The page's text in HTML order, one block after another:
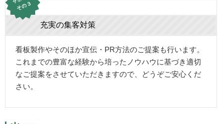
その３
充実の集客対策
看板製作やそのほか宣伝・PR方法のご提案も行います。
これまでの豊富な経験から培ったノウハウに基づき適切
なご提案をさせていただきますので、どうぞご安心くだ
さい。